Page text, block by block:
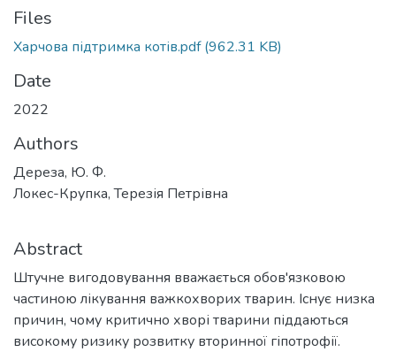
Files
Харчова підтримка котів.pdf(962.31 KB)
Date
2022
Authors
Дереза, Ю. Ф.
Локес-Крупка, Терезія Петрівна
Abstract
Штучне вигодовування вважається обов'язковою
частиною лікування важкохворих тварин. Існує низка
причин, чому критично хворі тварини піддаються
високому ризику розвитку вторинної гіпотрофії.